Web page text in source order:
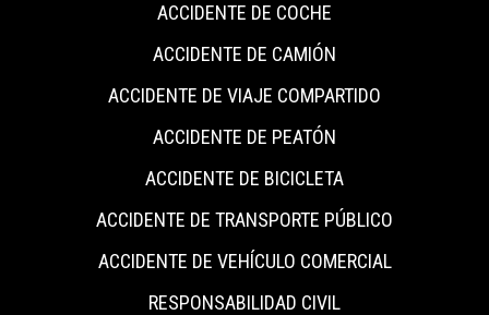
ACCIDENTE DE COCHE
ACCIDENTE DE CAMIÓN
ACCIDENTE DE VIAJE COMPARTIDO
ACCIDENTE DE PEATÓN
ACCIDENTE DE BICICLETA
ACCIDENTE DE TRANSPORTE PÚBLICO
ACCIDENTE DE VEHÍCULO COMERCIAL
RESPONSABILIDAD CIVIL